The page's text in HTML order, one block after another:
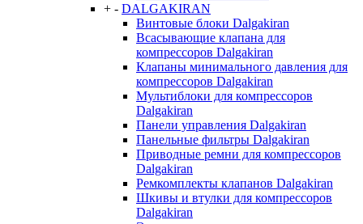
+ - DALGAKIRAN
Винтовые блоки Dalgakiran
Всасывающие клапана для
компрессоров Dalgakiran
Клапаны минимального давления для
компрессоров Dalgakiran
Мультиблоки для компрессоров
Dalgakiran
Панели управления Dalgakiran
Панельные фильтры Dalgakiran
Приводные ремни для компрессоров
Dalgakiran
Ремкомплекты клапанов Dalgakiran
Шкивы и втулки для компрессоров
Dalgakiran